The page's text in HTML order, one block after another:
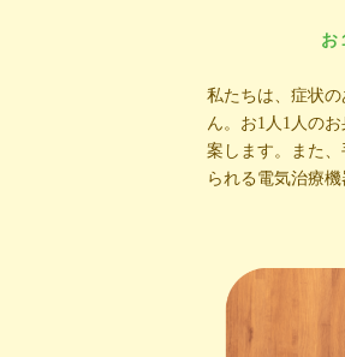
お
私たちは、症状
ん。お1人1人の
案します。また
られる電気治療